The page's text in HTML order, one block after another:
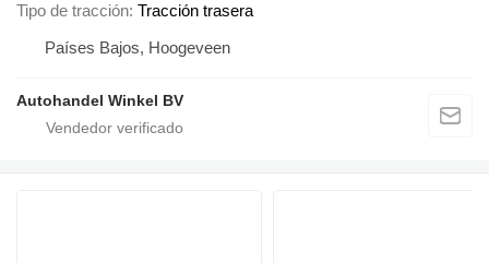
Tipo de tracción Tracción trasera
Países Bajos, Hoogeveen
Autohandel Winkel BV